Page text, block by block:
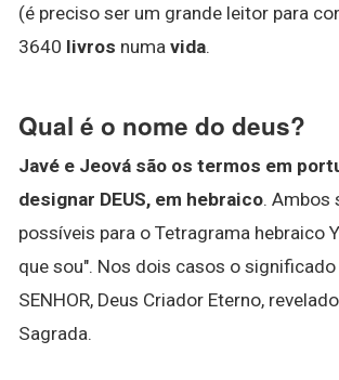
(é preciso ser um grande leitor para
3640 livros numa vida.
Qual é o nome do deus?
Javé e Jeová são os termos em
designar DEUS, em hebraico. Ambos
possíveis para o Tetragrama hebraico
que sou". Nos dois casos o
SENHOR, Deus Criador Eterno,
Sagrada.